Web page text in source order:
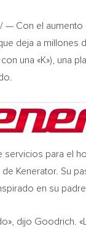
— Con el
deja a millones
una «K»), una
para el
Kenerator. Su
en su padre
dijo Goodrich.